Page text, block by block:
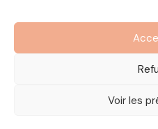
Voir les
capital de 1000€ ·
890 976
OF n°93 13 18812 13 —
région Provence-
Mentions Légales